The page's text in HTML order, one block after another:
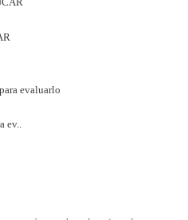
ev..